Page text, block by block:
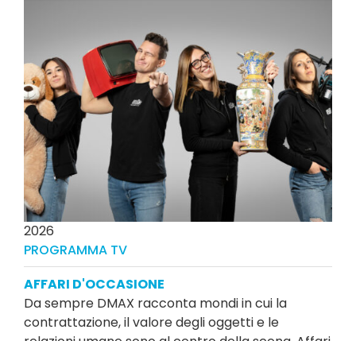
2026
PROGRAMMA TV
AFFARI D'OCCASIONE
Da sempre DMAX racconta mondi in cui la
contrattazione, il valore degli oggetti e le